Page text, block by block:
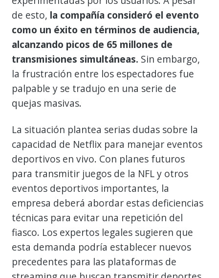
de esto, la compañía consideró el evento
como un éxito en términos de audiencia,
alcanzando picos de 65 millones de
transmisiones simultáneas. Sin embargo,
la frustración entre los espectadores fue
palpable y se tradujo en una serie de
quejas masivas.
La situación plantea serias dudas sobre la
capacidad de Netflix para manejar eventos
deportivos en vivo. Con planes futuros
para transmitir juegos de la NFL y otros
eventos deportivos importantes, la
empresa deberá abordar estas deficiencias
técnicas para evitar una repetición del
fiasco. Los expertos legales sugieren que
esta demanda podría establecer nuevos
precedentes para las plataformas de